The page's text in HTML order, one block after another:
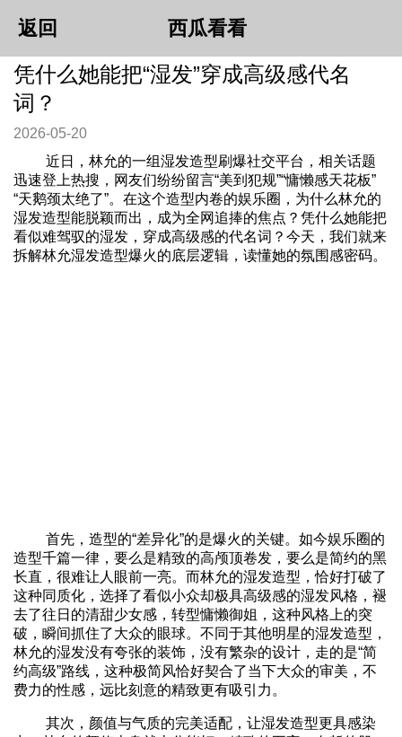
返回 西瓜看看
凭什么她能把“湿发”穿成高级感代名
词？
2026-05-20
近日，林允的一组湿发造型刷爆社交平台，相关话题
迅速登上热搜，网友们纷纷留言“美到犯规”“慵懒感天花板”
“天鹅颈太绝了”。在这个造型内卷的娱乐圈，为什么林允的
湿发造型能脱颖而出，成为全网追捧的焦点？凭什么她能把
看似难驾驭的湿发，穿成高级感的代名词？今天，我们就来
拆解林允湿发造型爆火的底层逻辑，读懂她的氛围感密码。
首先，造型的“差异化”的是爆火的关键。如今娱乐圈的
造型千篇一律，要么是精致的高颅顶卷发，要么是简约的黑
长直，很难让人眼前一亮。而林允的湿发造型，恰好打破了
这种同质化，选择了看似小众却极具高级感的湿发风格，褪
去了往日的清甜少女感，转型慵懒御姐，这种风格上的突
破，瞬间抓住了大众的眼球。不同于其他明星的湿发造型，
林允的湿发没有夸张的装饰，没有繁杂的设计，走的是“简
约高级”路线，这种极简风恰好契合了当下大众的审美，不
费力的性感，远比刻意的精致更有吸引力。
其次，颜值与气质的完美适配，让湿发造型更具感染